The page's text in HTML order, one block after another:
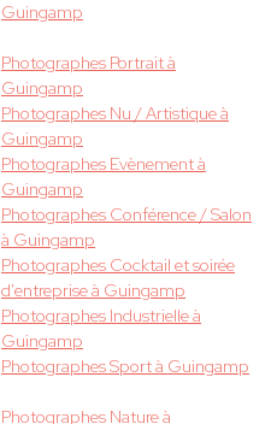
Guingamp
Photographes Portrait à
Guingamp
Photographes Nu / Artistique à
Guingamp
Photographes Evènement à
Guingamp
Photographes Conférence / Salon
à Guingamp
Photographes Cocktail et soirée
d'entreprise à Guingamp
Photographes Industrielle à
Guingamp
Photographes Sport à Guingamp
Photographes Nature à